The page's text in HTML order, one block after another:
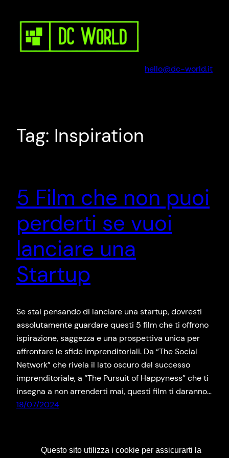
contenuto
hello@dc-world.it
Tag: Inspiration
5 Film che non puoi
perderti se vuoi
lanciare una
Startup
Se stai pensando di lanciare una startup, dovresti
assolutamente guardare questi 5 film che ti offrono
ispirazione, saggezza e una prospettiva unica per
affrontare le sfide imprenditoriali. Da “The Social
Network” che rivela il lato oscuro del successo
imprenditoriale, a “The Pursuit of Happyness” che ti
insegna a non arrenderti mai, questi film ti daranno…
18/07/2024
Questo sito utilizza i cookie per assicurarti la